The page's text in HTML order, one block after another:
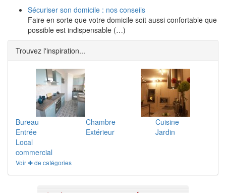
Sécuriser son domicile : nos conseils
Faire en sorte que votre domicile soit aussi confortable que
possible est indispensable (…)
Trouvez l'inspiration...
Bureau Chambre
Cuisine
Entrée
Extérieur
Jardin
Local
commercial
Voir ✚ de catégories